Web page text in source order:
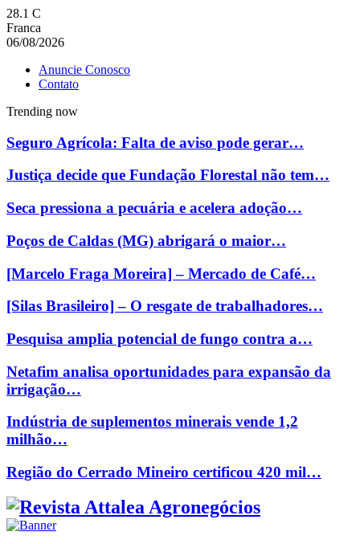
28.1 C
Franca
06/08/2026
Anuncie Conosco
Contato
Trending now
Seguro Agrícola: Falta de aviso pode gerar…
Justiça decide que Fundação Florestal não tem…
Seca pressiona a pecuária e acelera adoção…
Poços de Caldas (MG) abrigará o maior…
[Marcelo Fraga Moreira] – Mercado de Café…
[Silas Brasileiro] – O resgate de trabalhadores…
Pesquisa amplia potencial de fungo contra a…
Netafim analisa oportunidades para expansão da
irrigação…
Indústria de suplementos minerais vende 1,2
milhão…
Região do Cerrado Mineiro certificou 420 mil…
Facebook
Twitter
Instagram
Linkedin
Youtube
Email